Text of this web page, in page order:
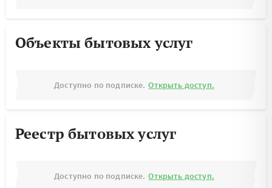
Объекты бытовых услуг
Доступно по подписке. Открыть доступ.
Реестр бытовых услуг
Доступно по подписке. Открыть доступ.